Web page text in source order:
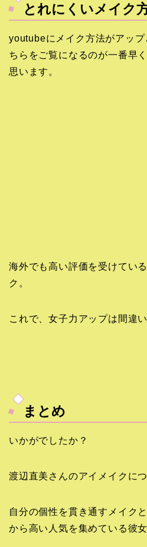
とれにくいメイク
youtubeにメイク方法がアッ
ちらをご覧になるのが一番早
思います。
海外でも高い評価を受けてい
ク。
これで、女子力アップは間違
まとめ
いかがでしたか？
渡辺直美さんのアイメイクに
自分の個性を貫き通すメイク
から高い人気を集めている彼女